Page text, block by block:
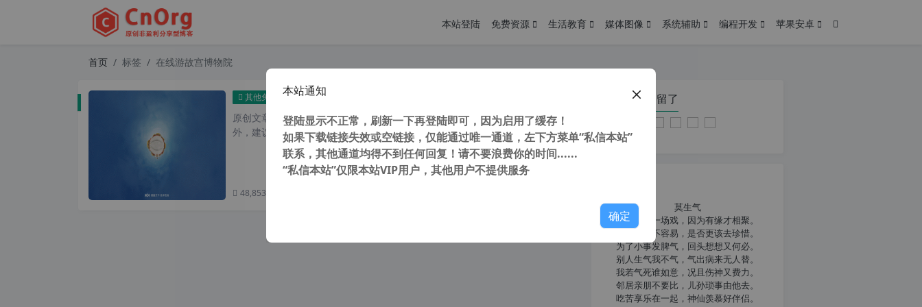
本站登陆 免费资源 生活教育 媒体图像 系统辅助 编程开发 苹果安卓
首页 标签 在线游故宫博物院
其他免费 全景故宫 在线游览故宫 让你不花一花钱游故宫
原创文章，转载请注明： 转载自 cnorg.12hp.de 注意： 由于网站空间位于国
外，建议避开晚上的访问高...
48,853 次浏览
您在本页停留了
莫生气
人生就像一场戏，因为有缘才相聚。
相扶到老不容易，是否更该去珍惜。
为了小事发脾气，回头想想又何必。
别人生气我不气，气出病来无人替。
我若气死谁如意，况且伤神又费力。
邻居亲朋不要比，儿孙琐事由他去。
吃苦享乐在一起，神仙羡慕好伴侣。
本站通知
登陆显示不正常，刷新一下再登陆即可，因为启用了缓存！
如果下载链接失效或空链接，仅能通过唯一通道，左下方菜单“私信本站”
联系，其他通道均得不到任何回复！请不要浪费你的时间......
“私信本站”仅限本站VIP用户，其他用户不提供服务
确定